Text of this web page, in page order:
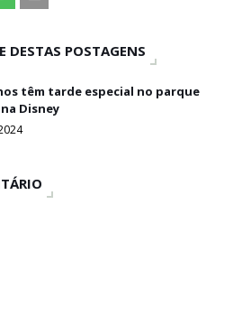
DESTAS POSTAGENS
têm tarde especial no parque
Disney